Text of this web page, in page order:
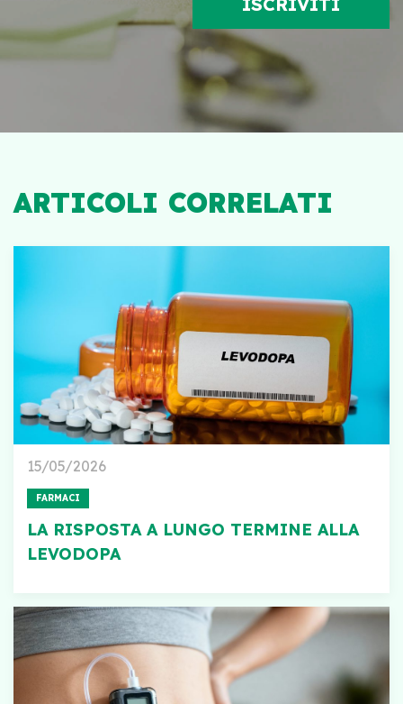
ARTICOLI CORRELATI
15/05/2026
FARMACI
LA RISPOSTA A LUNGO TERMINE ALLA
LEVODOPA